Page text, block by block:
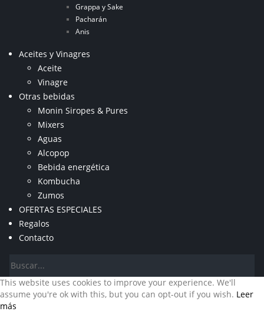
Grappa y Sake
Pacharán
Anis
Aceites y Vinagres
Aceite
Vinagre
Otras bebidas
Monin Siropes & Pures
Mixers
Aguas
Alcopop
Bebida energética
Kombucha
Zumos
OFERTAS ESPECIALES
Regalos
Contacto
This website uses cookies to improve your experience. We'll
assume you're ok with this, but you can opt-out if you wish. Leer
más